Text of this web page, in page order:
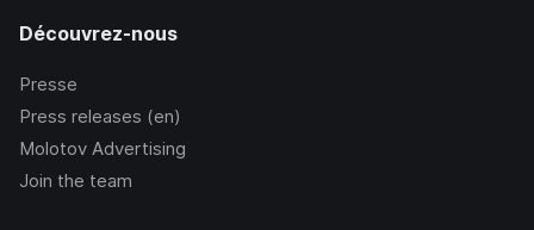
Découvrez-nous
Presse
Press releases (en)
Molotov Advertising
Join the team